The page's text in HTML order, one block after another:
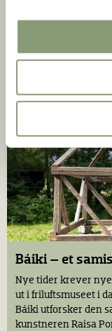
I juni åpner et nytt
med håndverk og
Báiki – et
Nye tider krever
ut i friluftsmuseet i
Báiki utforsker den
kunstneren Raisa